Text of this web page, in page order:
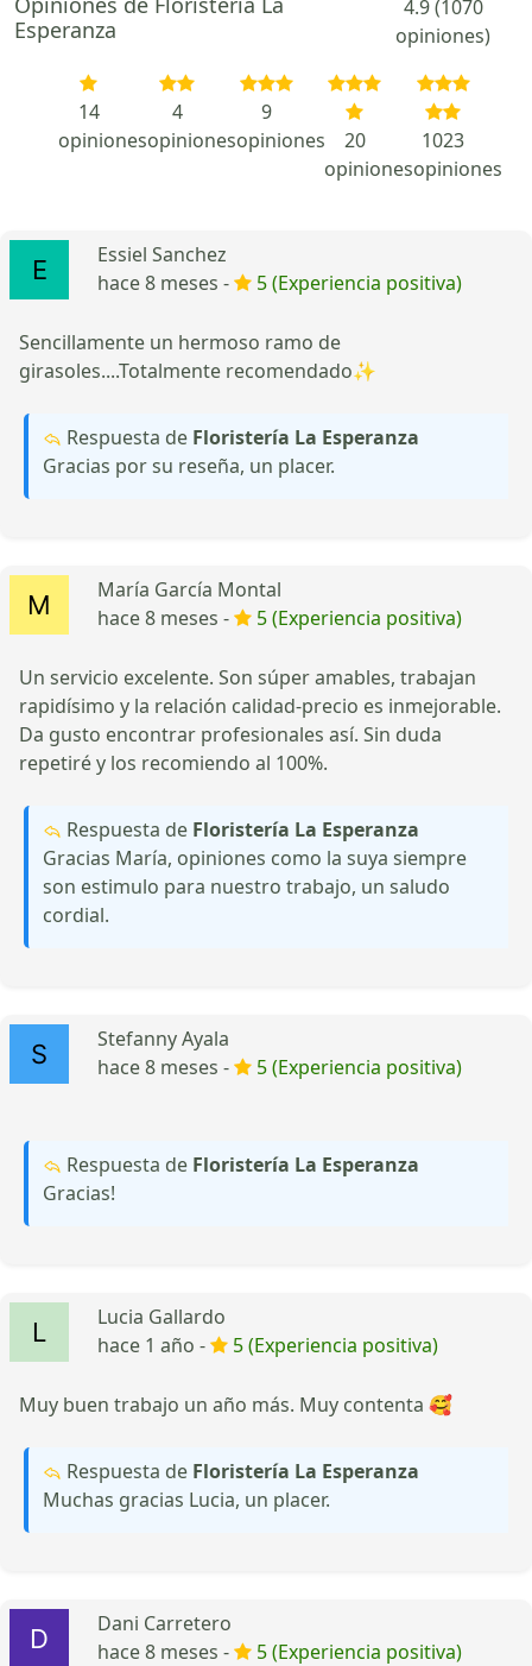
Esperanza
4.9 (1070
opiniones)
14
opiniones
4
opiniones
9
opiniones
20
opiniones
1023
opiniones
Essiel Sanchez
hace 8 meses -
5 (Experiencia positiva)
Sencillamente un hermoso ramo de
girasoles....Totalmente recomendado✨
Respuesta de Floristería La Esperanza
Gracias por su reseña, un placer.
María García Montal
hace 8 meses -
5 (Experiencia positiva)
Un servicio excelente. Son súper amables, trabajan
rapidísimo y la relación calidad-precio es inmejorable.
Da gusto encontrar profesionales así. Sin duda
repetiré y los recomiendo al 100%.
Respuesta de Floristería La Esperanza
Gracias María, opiniones como la suya siempre
son estimulo para nuestro trabajo, un saludo
cordial.
Stefanny Ayala
hace 8 meses -
5 (Experiencia positiva)
Respuesta de Floristería La Esperanza
Gracias!
Lucia Gallardo
hace 1 año -
5 (Experiencia positiva)
Muy buen trabajo un año más. Muy contenta 🥰
Respuesta de Floristería La Esperanza
Muchas gracias Lucia, un placer.
Dani Carretero
hace 8 meses -
5 (Experiencia positiva)